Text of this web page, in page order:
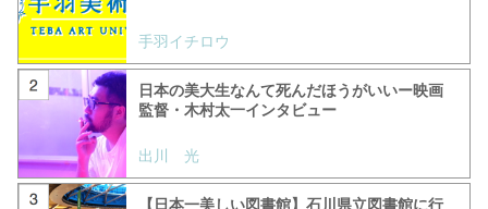
手羽イチロウ
日本の美大生なんて死んだほうがいいー映画
監督・木村太一インタビュー
出川 光
【日本一美しい図書館】石川県立図書館に行